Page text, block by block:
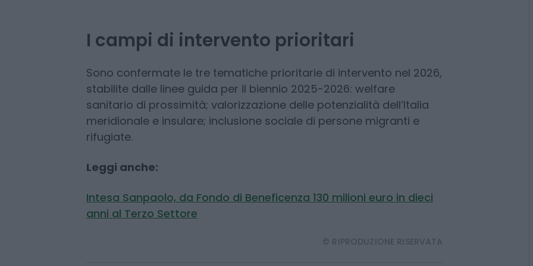
Piano di Impresa 2026-2029”.
I campi di intervento prioritari
Sono confermate le tre tematiche prioritarie di intervento nel 2026,
stabilite dalle linee guida per il biennio 2025-2026: welfare
meridionale e insulare; inclusione sociale di persone migranti e
rifugiate.
Leggi anche: